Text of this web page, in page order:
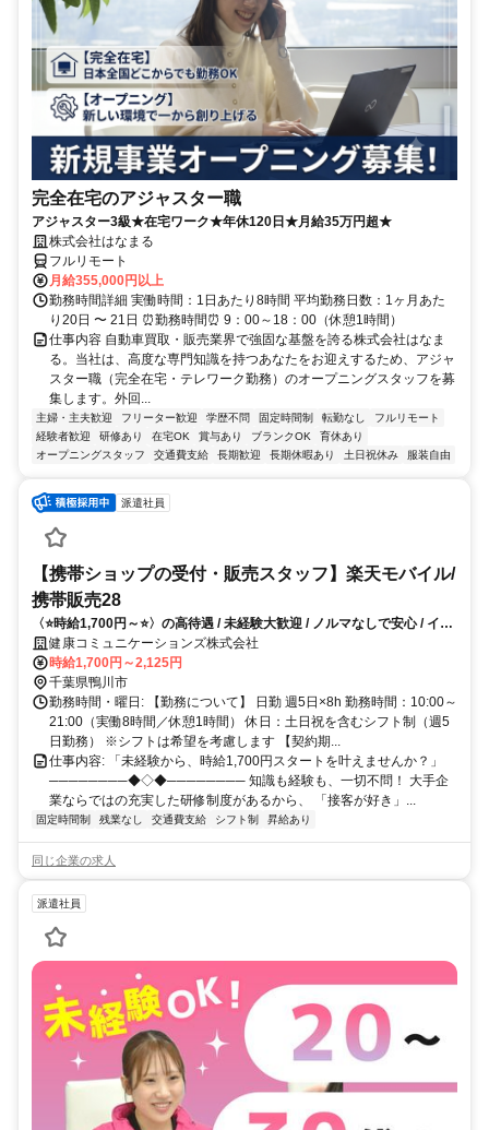
完全在宅のアジャスター職
アジャスター3級★在宅ワーク★年休120日★月給35万円超★
株式会社はなまる
フルリモート
月給355,000円以上
勤務時間詳細 実働時間：1日あたり8時間 平均勤務日数：1ヶ月あた
り20日 〜 21日 ⏰勤務時間⏰ 9：00～18：00（休憩1時間）
仕事内容 自動車買取・販売業界で強固な基盤を誇る株式会社はなま
る。当社は、高度な専門知識を持つあなたをお迎えするため、アジャ
スター職（完全在宅・テレワーク勤務）のオープニングスタッフを募
集します。外回...
主婦・主夫歓迎 フリーター歓迎 学歴不問 固定時間制 転勤なし
フルリモート
経験者歓迎
研修あり 在宅OK 賞与あり ブランクOK
育休あり
オープニングスタッフ
交通費支給 長期歓迎 長期休暇あり 土日祝休み 服装自由
派遣社員
【携帯ショップの受付・販売スタッフ】楽天モバイル/
携帯販売28
〈⭐時給1,700円～⭐〉の高待遇 / 未経験大歓迎 / ノルマなしで安心 / イン
センあり / WEB面談OK
健康コミュニケーションズ株式会社
時給1,700円～2,125円
千葉県鴨川市
勤務時間・曜日: 【勤務について】 日勤 週5日×8h 勤務時間：10:00～
21:00（実働8時間／休憩1時間） 休日：土日祝を含むシフト制（週5
日勤務） ※シフトは希望を考慮します 【契約期...
仕事内容: 「未経験から、時給1,700円スタートを叶えませんか？」
────────◆◇◆──────── 知識も経験も、一切不問！ 大手企
業ならではの充実した研修制度があるから、 「接客が好き」...
固定時間制 残業なし 交通費支給 シフト制 昇給あり
同じ企業の求人
派遣社員